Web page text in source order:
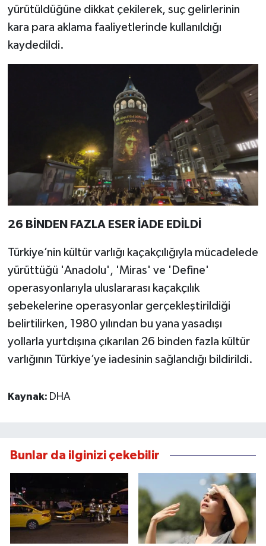
yürütüldüğüne dikkat çekilerek, suç gelirlerinin
kara para aklama faaliyetlerinde kullanıldığı
kaydedildi.
26 BİNDEN FAZLA ESER İADE EDİLDİ
Türkiye’nin kültür varlığı kaçakçılığıyla mücadelede
yürüttüğü 'Anadolu', 'Miras' ve 'Define'
operasyonlarıyla uluslararası kaçakçılık
şebekelerine operasyonlar gerçekleştirildiği
belirtilirken, 1980 yılından bu yana yasadışı
yollarla yurtdışına çıkarılan 26 binden fazla kültür
varlığının Türkiye’ye iadesinin sağlandığı bildirildi.
Kaynak: DHA
Bunlar da ilginizi çekebilir